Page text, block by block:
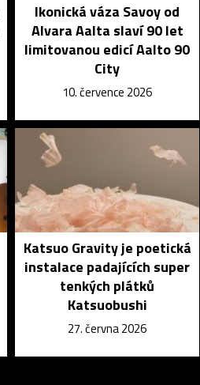
Ikonická váza Savoy od
Alvara Aalta slaví 90 let
limitovanou edicí Aalto 90
City
10. července 2026
Katsuo Gravity je poetická
instalace padajících super
tenkých plátků
Katsuobushi
27. června 2026